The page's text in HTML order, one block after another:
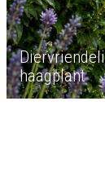
haagplant